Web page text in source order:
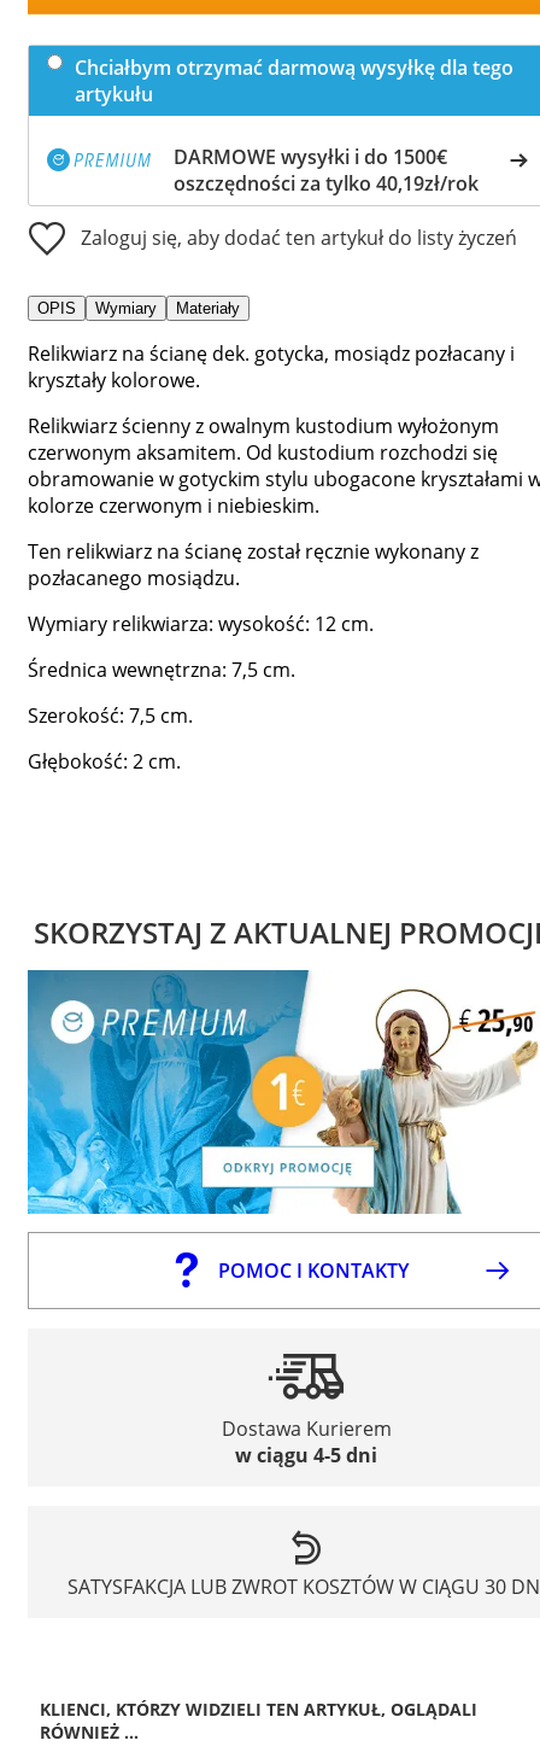
Chciałbym otrzymać darmową wysyłkę dla tego
artykułu
DARMOWE wysyłki i do 1500€
oszczędności za tylko 40,19zł/rok
Zaloguj się, aby dodać ten artykuł do listy życzeń
OPIS Wymiary Materiały
Relikwiarz na ścianę dek. gotycka, mosiądz pozłacany i
kryształy kolorowe.
Relikwiarz ścienny z owalnym kustodium wyłożonym
czerwonym aksamitem. Od kustodium rozchodzi się
obramowanie w gotyckim stylu ubogacone kryształami
kolorze czerwonym i niebieskim.
Ten relikwiarz na ścianę został ręcznie wykonany z
pozłacanego mosiądzu.
Wymiary relikwiarza: wysokość: 12 cm.
Średnica wewnętrzna: 7,5 cm.
Szerokość: 7,5 cm.
Głębokość: 2 cm.
SKORZYSTAJ Z AKTUALNEJ
POMOC I KONTAKTY
Dostawa Kurierem
w ciągu 4-5 dni
SATYSFAKCJA LUB ZWROT KOSZTÓW W CIĄGU 30
KLIENCI, KTÓRZY WIDZIELI TEN ARTYKUŁ, OGLĄDALI
RÓWNIEŻ ...